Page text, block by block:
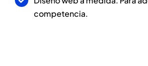
competencia.